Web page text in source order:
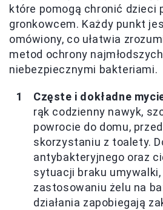
które pomogą chronić dzieci
gronkowcem. Każdy punkt
omówiony, co ułatwia
metod ochrony
niebezpiecznymi bakteriami.
Częste i dokładne
rąk codzienny nawyk,
powrocie do domu,
skorzystaniu z toalety.
antybakteryjnego oraz
sytuacji braku
zastosowaniu żelu na
działania zapobiegają